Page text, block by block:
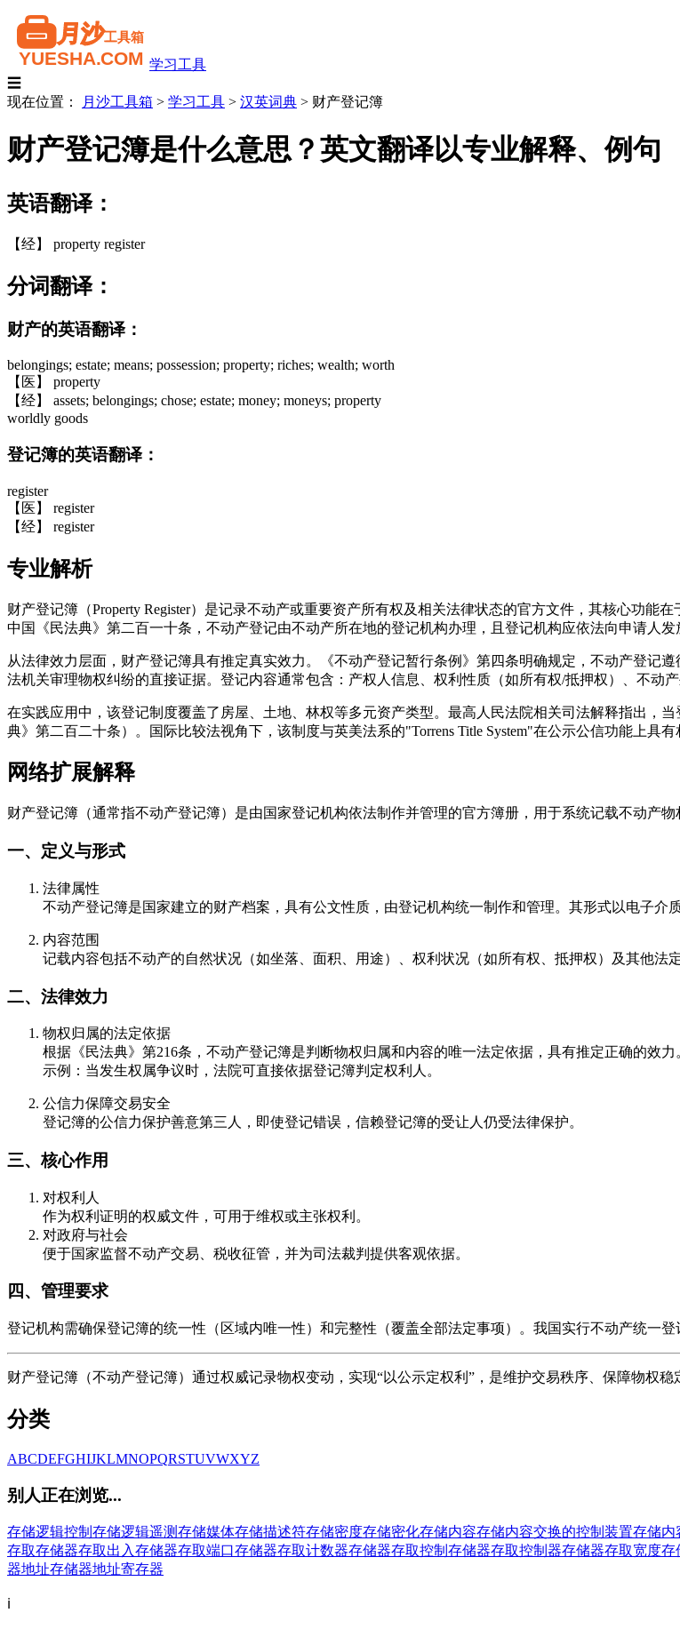
学习工具
☰
现在位置：
月沙工具箱 > 学习工具 > 汉英词典 > 财产登记簿
财产登记簿是什么意思？英文翻译以专业解释、例句
英语翻译：
【经】 property register
分词翻译：
财产的英语翻译：
belongings; estate; means; possession; property; riches; wealth; worth
【医】 property
【经】 assets; belongings; chose; estate; money; moneys; property
worldly goods
登记簿的英语翻译：
register
【医】 register
【经】 register
专业解析
财产登记簿（Property Register）是记录不动产或重要资产所有权及相关法律状态的官方文件，其核心功
中国《民法典》第二百一十条，不动产登记由不动产所在地的登记机构办理，且登记机构应依法向申请人发
从法律效力层面，财产登记簿具有推定真实效力。《不动产登记暂行条例》第四条明确规定，不动产登记
法机关审理物权纠纷的直接证据。登记内容通常包含：产权人信息、权利性质（如所有权/抵押权）、不动
在实践应用中，该登记制度覆盖了房屋、土地、林权等多元资产类型。最高人民法院相关司法解释指出，
典》第二百二十条）。国际比较法视角下，该制度与英美法系的"Torrens Title System"在公示公信功能上具有
网络扩展解释
财产登记簿（通常指不动产登记簿）是由国家登记机构依法制作并管理的官方簿册，用于系统记载不动产
一、定义与形式
法律属性
不动产登记簿是国家建立的财产档案，具有公文性质，由登记机构统一制作和管理。其形式以电子介
内容范围
记载内容包括不动产的自然状况（如坐落、面积、用途）、权利状况（如所有权、抵押权）及其他法
二、法律效力
物权归属的法定依据
根据《民法典》第216条，不动产登记簿是判断物权归属和内容的唯一法定依据，具有推定正确的效力
示例：当发生权属争议时，法院可直接依据登记簿判定权利人。
公信力保障交易安全
登记簿的公信力保护善意第三人，即使登记错误，信赖登记簿的受让人仍受法律保护。
三、核心作用
对权利人
作为权利证明的权威文件，可用于维权或主张权利。
对政府与社会
便于国家监督不动产交易、税收征管，并为司法裁判提供客观依据。
四、管理要求
登记机构需确保登记簿的统一性（区域内唯一性）和完整性（覆盖全部法定事项）。我国实行不动产统一登
财产登记簿（不动产登记簿）通过权威记录物权变动，实现“以公示定权利”，是维护交易秩序、保障物权稳
分类
ABCDEFGHIJKLMNOPQRSTUVWXYZ
别人正在浏览...
存储逻辑控制 存储逻辑遥测存储媒体存储描述符存储密度存储密化存储内容存储内容交换的控制装置存储内
存取存储器存取出入存储器存取端口存储器存取计数器存储器存取控制 存储器存取控制器存储器存取宽度存
器地址存储器地址寄存器
ℹ️